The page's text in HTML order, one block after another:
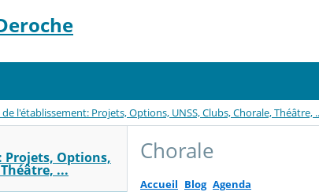
de l'établissement: Projets, Options, UNSS, Clubs, Chorale, Théâtre,
Projets, Options,
...
Chorale
Accueil Blog Agenda